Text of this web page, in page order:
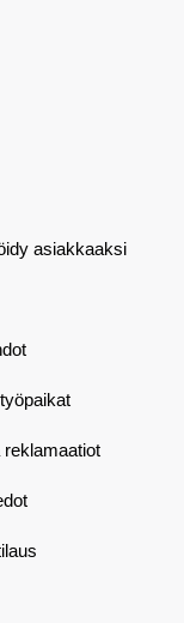
asiakkaaksi
reklamaatiot